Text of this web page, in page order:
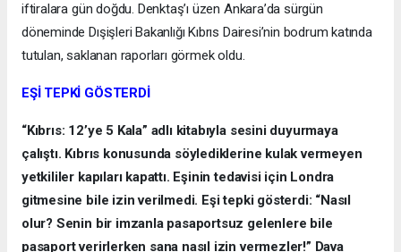
iftiralara gün doğdu. Denktaş’ı üzen Ankara’da sürgün
döneminde Dışişleri Bakanlığı Kıbrıs Dairesi’nin bodrum katında
tutulan, saklanan raporları görmek oldu.
EŞİ TEPKİ GÖSTERDİ
“Kıbrıs: 12’ye 5 Kala” adlı kitabıyla sesini duyurmaya
çalıştı. Kıbrıs konusunda söylediklerine kulak vermeyen
yetkililer kapıları kapattı. Eşinin tedavisi için Londra
gitmesine bile izin verilmedi. Eşi tepki gösterdi: “Nasıl
olur? Senin bir imzanla pasaportsuz gelenlere bile
pasaport verirlerken sana nasıl izin vermezler!” Dava